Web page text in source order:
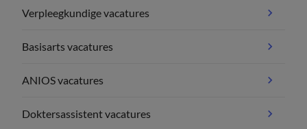
Verpleegkundige vacatures
Basisarts vacatures
ANIOS vacatures
Doktersassistent vacatures